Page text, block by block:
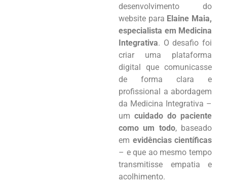
desenvolvimento do
website para Elaine Maia,
especialista em Medicina
Integrativa. O desafio foi
criar uma plataforma
digital que comunicasse
de forma clara e
profissional a abordagem
da Medicina Integrativa –
um cuidado do paciente
como um todo, baseado
em evidências científicas
– e que ao mesmo tempo
transmitisse empatia e
acolhimento.